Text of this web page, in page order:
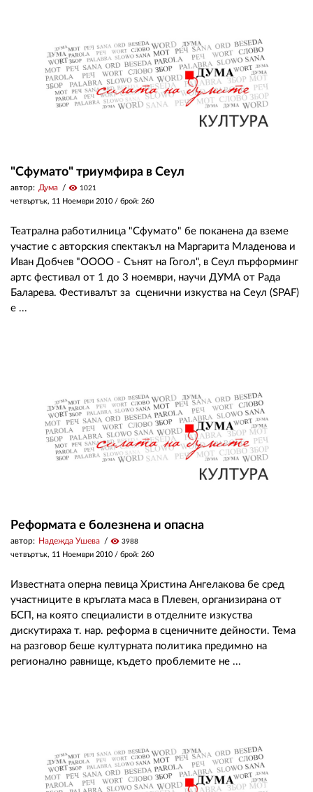
"Сфумато" триумфира в Сеул
автор: Дума visibility 1021
четвъртък, 11 Ноември 2010 / брой: 260
Театрална работилница "Сфумато" бе поканена да вземе
участие с авторския спектакъл на Маргарита Младенова и
Иван Добчев "ОООО - Сънят на Гогол", в Сеул пърформинг
артс фестивал от 1 до 3 ноември, научи ДУМА от Рада
Баларева. Фестивалът за сценични изкуства на Сеул (SPAF)
е ...
Реформата е болезнена и опасна
автор: Надежда Ушева visibility 3988
четвъртък, 11 Ноември 2010 / брой: 260
Известната оперна певица Христина Ангелакова бе сред
участниците в кръглата маса в Плевен, организирана от
БСП, на която специалисти в отделните изкуства
дискутираха т. нар. реформа в сценичните дейности. Тема
на разговор беше културната политика предимно на
регионално равнище, където проблемите не ...